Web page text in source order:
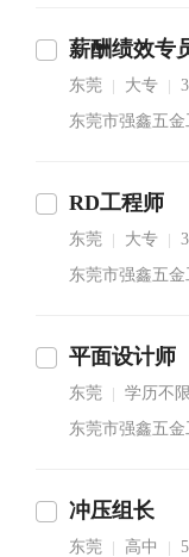
薪酬绩效专
东莞 大专
东莞市强鑫五金
RD工程师
东莞 大专
东莞市强鑫五金
平面设计师
东莞 学历不限
东莞市强鑫五金
冲压组长
东莞 高中